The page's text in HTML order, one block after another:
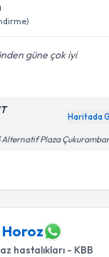
güne çok iyi
Haritada
Alternatif Plaza
Horoz
hastalıkları - KBB